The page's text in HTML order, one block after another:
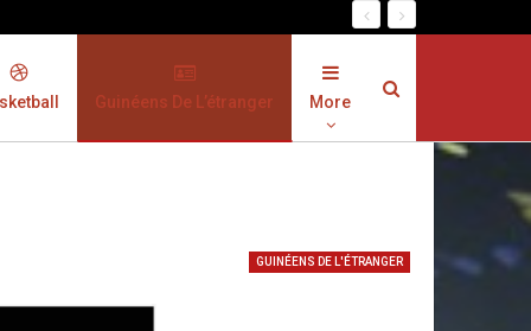
Guinéens De L’étranger More
GUINÉENS DE L'ÉTRANGER